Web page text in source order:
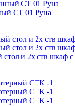
СТ 01 Руна
и 2х ств шкаф с